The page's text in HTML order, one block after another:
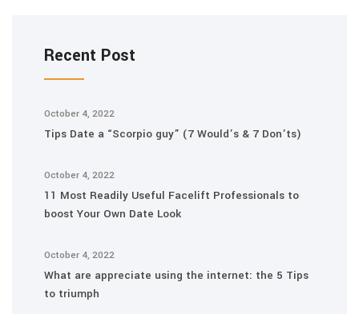
Recent Post
October 4, 2022
Tips Date a “Scorpio guy” (7 Would’s & 7 Don’ts)
October 4, 2022
11 Most Readily Useful Facelift Professionals to
boost Your Own Date Look
October 4, 2022
What are appreciate using the internet: the 5 Tips
to triumph